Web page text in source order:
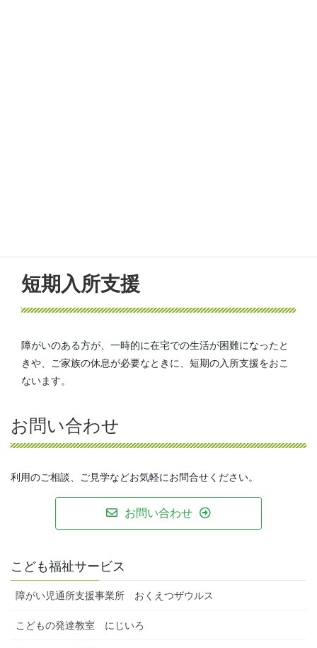
短期入所支援
障がいのある方が、一時的に在宅での生活が困難になったと
きや、ご家族の休息が必要なときに、短期の入所支援をおこ
ないます。
お問い合わせ
利用のご相談、ご見学などお気軽にお問合せください。
お問い合わせ
こども福祉サービス
障がい児通所支援事業所 おくえつザウルス
こどもの発達教室 にじいろ